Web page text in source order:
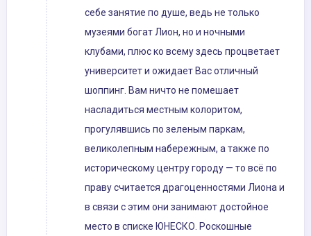
себе занятие по душе, ведь не только
музеями богат Лион, но и ночными
клубами, плюс ко всему здесь процветает
университет и ожидает Вас отличный
шоппинг. Вам ничто не помешает
насладиться местным колоритом,
прогулявшись по зеленым паркам,
великолепным набережным, а также по
историческому центру городу — то всё по
праву считается драгоценностями Лиона и
в связи с этим они занимают достойное
место в списке ЮНЕСКО. Роскошные